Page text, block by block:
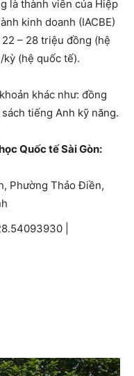
là thành viên của Hiệp
kinh doanh (IACBE)
– 28 triệu đồng (hệ
(hệ quốc tế).
khác như: đồng
tiếng Anh kỹ năng.
Quốc tế Sài Gòn:
Phường Thảo Điền,
|